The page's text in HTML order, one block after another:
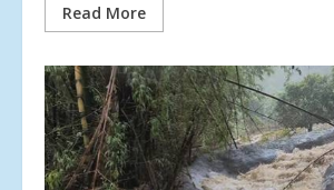
Read More